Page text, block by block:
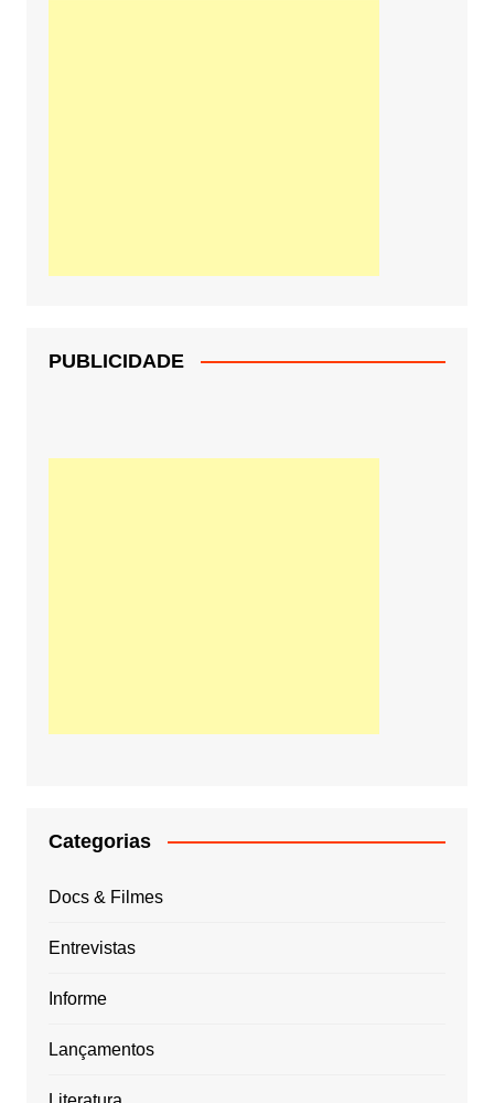
PUBLICIDADE
Categorias
Docs & Filmes
Entrevistas
Informe
Lançamentos